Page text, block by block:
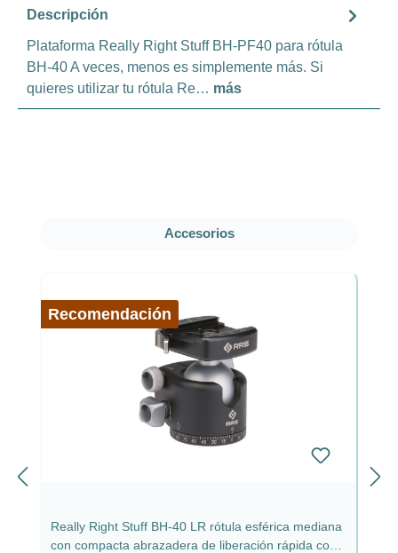
Descripción
Plataforma Really Right Stuff BH-PF40 para rótula
BH-40 A veces, menos es simplemente más. Si
quieres utilizar tu rótula Re… más
Omitir la galería de productos
Accesorios
Recomendación
Really Right Stuff BH-40 LR rótula esférica mediana
con compacta abrazadera de liberación rápida con